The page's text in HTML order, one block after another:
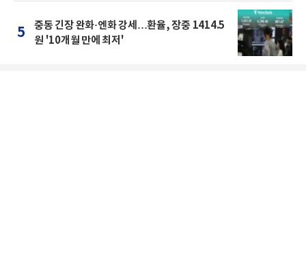
5
중동 긴장 완화·엔화 강세…환율, 장중 1414.5
원 '10개월 만에 최저'